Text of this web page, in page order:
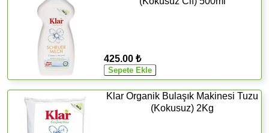
425.00 ₺
Klar Organik Bulaşık Makinesi Tuzu
(Kokusuz) 2Kg